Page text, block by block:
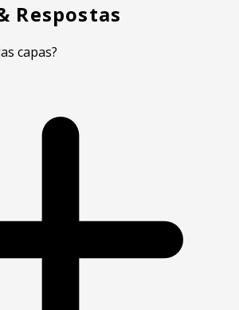
Respostas
capas?